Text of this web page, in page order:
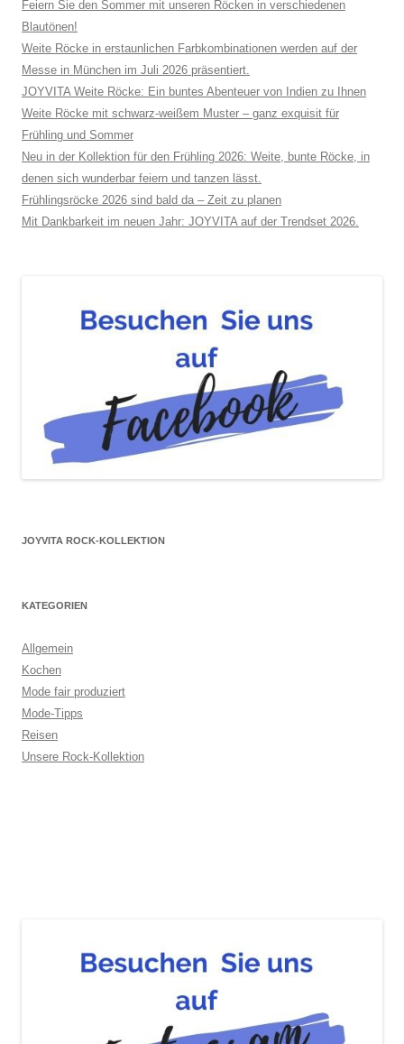
Feiern Sie den Sommer mit unseren Röcken in verschiedenen
Blautönen!
Weite Röcke in erstaunlichen Farbkombinationen werden auf der
Messe in München im Juli 2026 präsentiert.
JOYVITA Weite Röcke: Ein buntes Abenteuer von Indien zu Ihnen
Weite Röcke mit schwarz-weißem Muster – ganz exquisit für
Frühling und Sommer
Neu in der Kollektion für den Frühling 2026: Weite, bunte Röcke, in
denen sich wunderbar feiern und tanzen lässt.
Frühlingsröcke 2026 sind bald da – Zeit zu planen
Mit Dankbarkeit im neuen Jahr: JOYVITA auf der Trendset 2026.
JOYVITA ROCK-KOLLEKTION
KATEGORIEN
Allgemein
Kochen
Mode fair produziert
Mode-Tipps
Reisen
Unsere Rock-Kollektion